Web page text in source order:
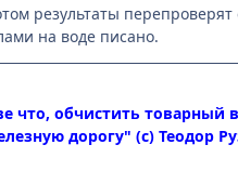
результаты
на воде писано.
что, обчистить товарный
дорогу" (с) Теодор